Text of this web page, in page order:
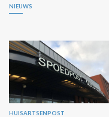
NIEUWS
HUISARTSENPOST